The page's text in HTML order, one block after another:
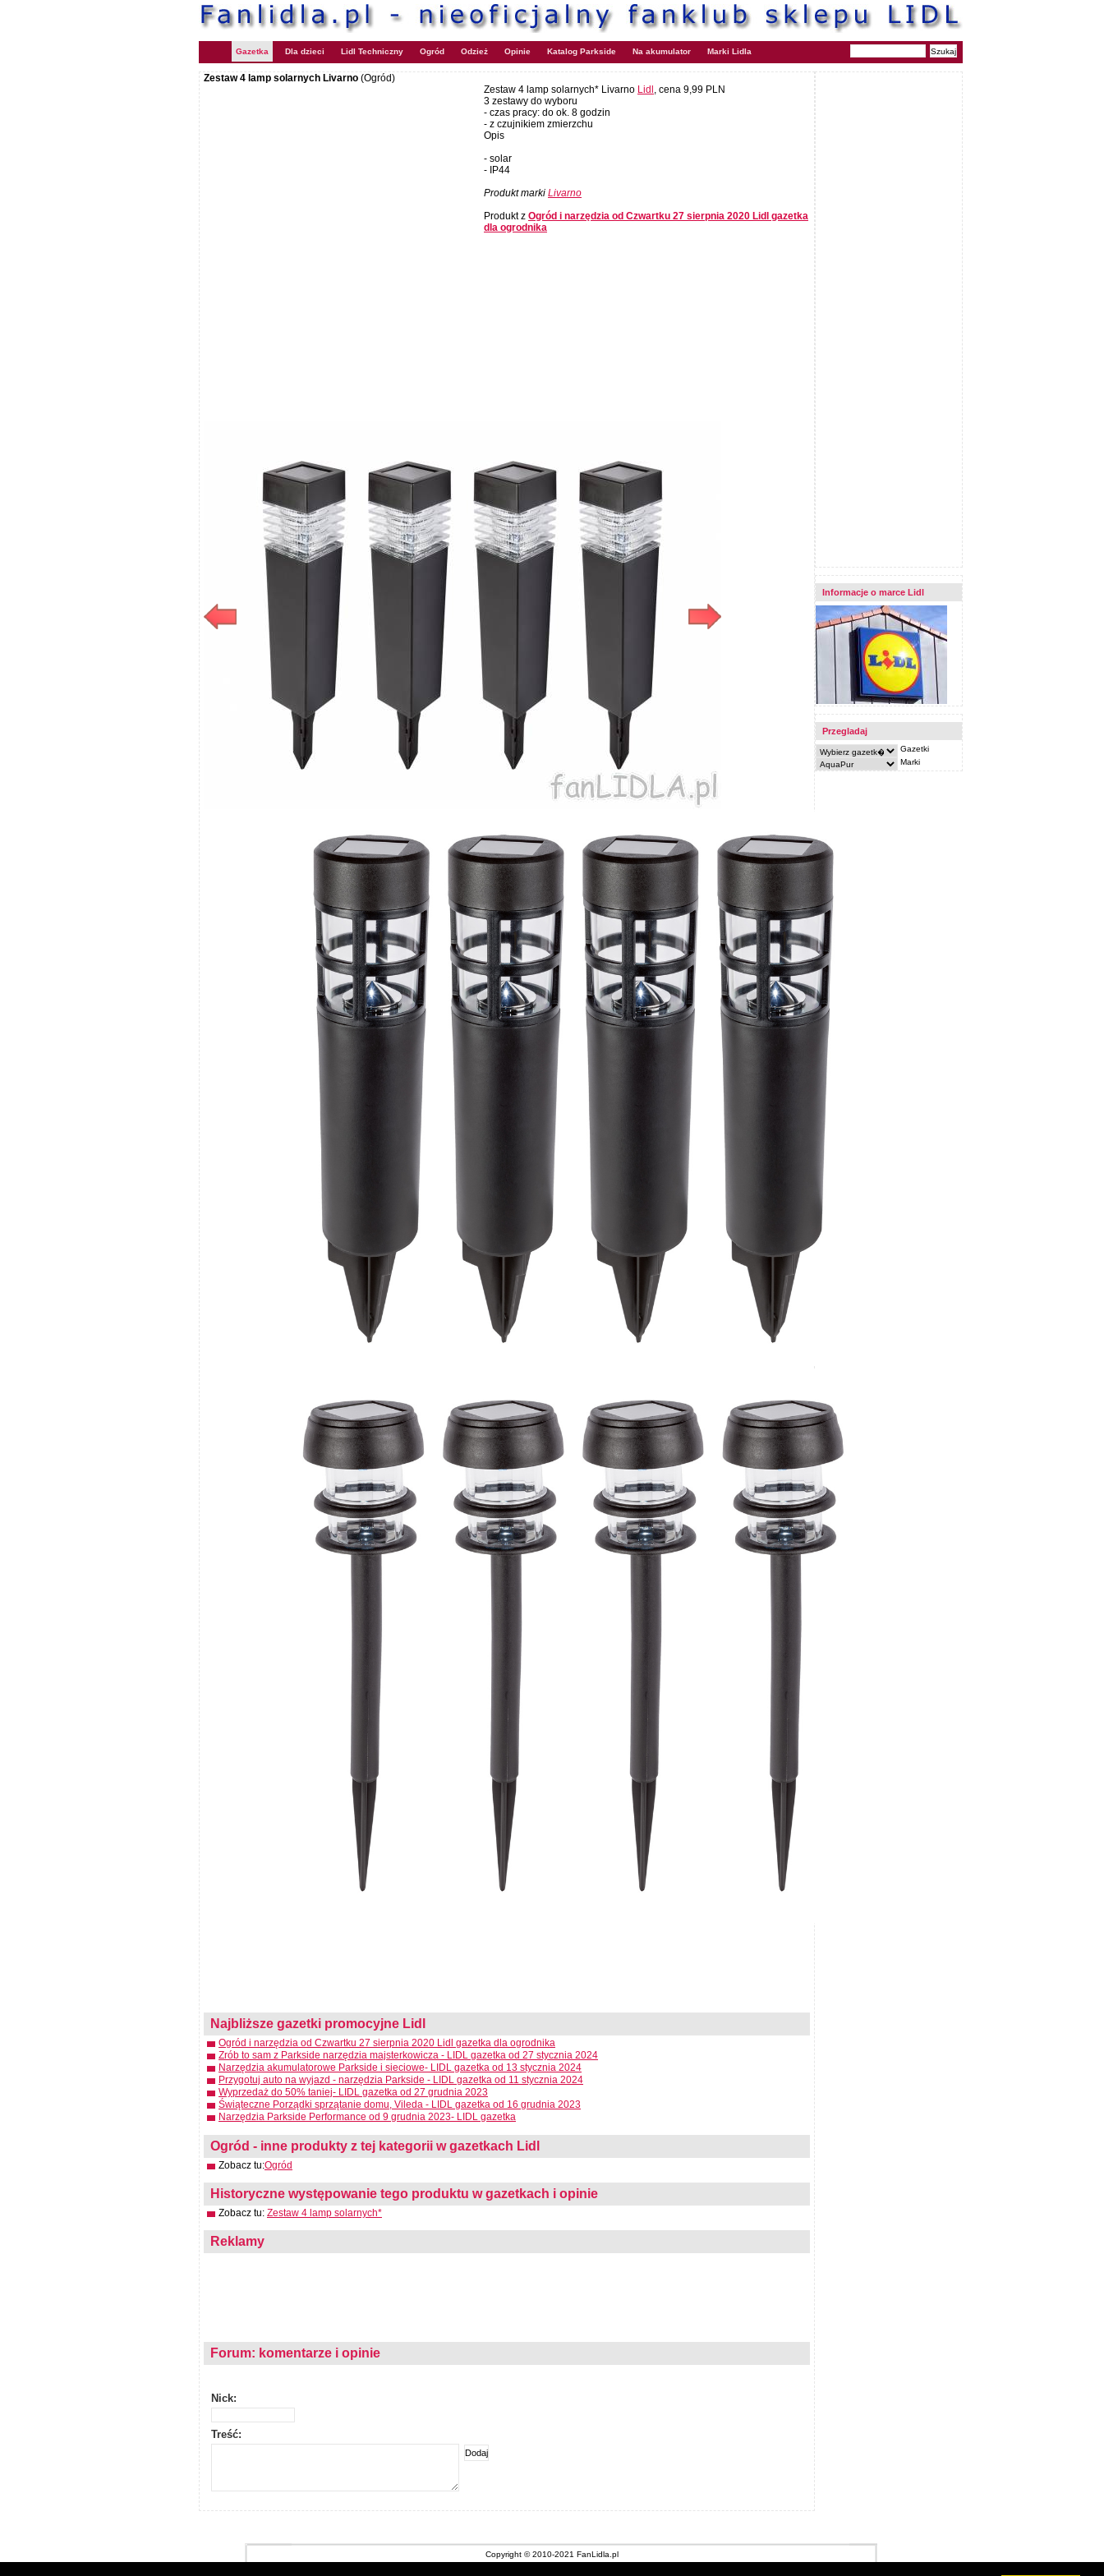
Gazetka Dla dzieci Lidl Techniczny Ogród Odzież Opinie Katalog Parkside Na akumulator Marki Lidla
Zestaw 4 lamp solarnych Livarno (Ogród)
Zestaw 4 lamp solarnych* Livarno Lidl , cena 9,99 PLN
3 zestawy do wyboru
- czas pracy: do ok. 8 godzin
- z czujnikiem zmierzchu
Opis
- solar
- IP44
Produkt marki Livarno
Produkt z Ogród i narzędzia od Czwartku 27 sierpnia 2020 Lidl gazetka
dla ogrodnika
Najbliższe gazetki promocyjne Lidl
Ogród i narzędzia od Czwartku 27 sierpnia 2020 Lidl gazetka dla ogrodnika
Zrób to sam z Parkside narzędzia majsterkowicza - LIDL gazetka od 27 stycznia 2024
Narzędzia akumulatorowe Parkside i sieciowe- LIDL gazetka od 13 stycznia 2024
Przygotuj auto na wyjazd - narzędzia Parkside - LIDL gazetka od 11 stycznia 2024
Wyprzedaż do 50% taniej- LIDL gazetka od 27 grudnia 2023
Świąteczne Porządki sprzątanie domu, Vileda - LIDL gazetka od 16 grudnia 2023
Narzędzia Parkside Performance od 9 grudnia 2023- LIDL gazetka
Ogród - inne produkty z tej kategorii w gazetkach Lidl
Zobacz tu:Ogród
Historyczne występowanie tego produktu w gazetkach i opinie
Zobacz tu: Zestaw 4 lamp solarnych*
Reklamy
Forum: komentarze i opinie
Nick:
Treść:
Informacje o marce Lidl
Przegladaj
Gazetki
Marki
Copyright © 2010-2021 FanLidla.pl